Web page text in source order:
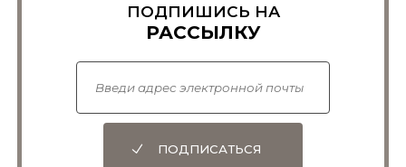
ПОДПИШИСЬ НА
РАССЫЛКУ
ПОДПИСАТЬСЯ